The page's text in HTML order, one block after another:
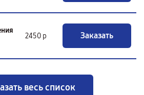
2450 р Заказать
весь список